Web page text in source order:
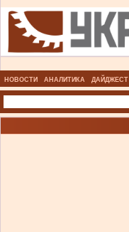
НОВОСТИ АНАЛИТИКА ДАЙДЖЕСТ